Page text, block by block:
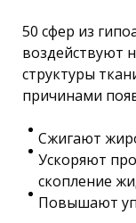
50 сфер из
воздействуют
структуры
причинами
Сжигают
Ускоряют
скопление
Повышают